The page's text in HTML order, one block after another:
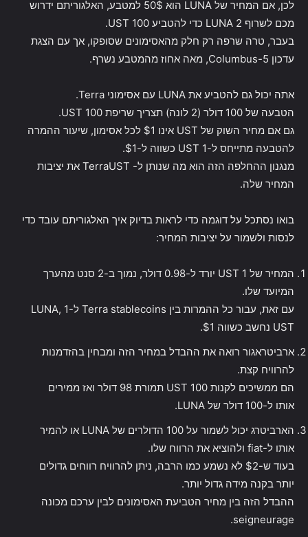
לכן, אם המחיר של LUNA הוא 50$ למטבע, האלגוריתם ידרוש
מכם לשרוף 2 LUNA כדי להטביע 100 UST.
בעבר, טרה שרפה רק חלק מהאסימונים שסופקו, אך עם הצגת
עדכון Columbus-5, מאה אחוז מהמטבע נשרף.
אתה יכול גם להטביע את LUNA עם אסימוני Terra.
הטבעה של 100 דולר (2 לונה) תצריך שריפת 100 UST.
גם אם מחיר השוק של UST אינו $1 לכל אסימון, שיעור ההמרה
להטבעה מתייחס ל-1 UST כשווה ל-$1.
מנגנון ההחלפה הזה הוא מה שנותן ל- TerraUST את יציבות
המחיר שלה.
בואו נסתכל על דוגמה כדי לראות בדיוק איך האלגוריתם עובד כדי
לנסות ולשמור על יציבות המחיר:
המחיר של 1 UST יורד ל-0.98 דולר, נמוך ב-2 סנט מהערך
המיועד שלו.
עם זאת, עבור כל ההמרות בין Terra stablecoins ל-LUNA, 1
UST נחשב כשווה $1.
ארביטראגור רואה את ההבדל במחיר הזה ומבחין בהזדמנות
להרוויח קצת.
הם ממשיכים לקנות 100 UST תמורת 98 דולר ואז ממירים
אותו ל-100 דולר של LUNA.
הארביטרג יכול לשמור על 100 הדולרים של LUNA או להמיר
אותו ל-fiat ולהוציא את הרווח שלו.
בעוד ש-$2 לא נשמע כמו הרבה, ניתן להרוויח רווחים גדולים
יותר בקנה מידה גדול יותר.
ההבדל הזה בין מחיר הטביעת האסימונים לבין ערכם מכונה
seigneurage.